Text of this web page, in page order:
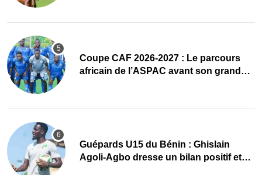
Coupe CAF 2026-2027 : Le parcours
africain de l’ASPAC avant son grand
Guépards U15 du Bénin : Ghislain
Agoli-Agbo dresse un bilan positif et